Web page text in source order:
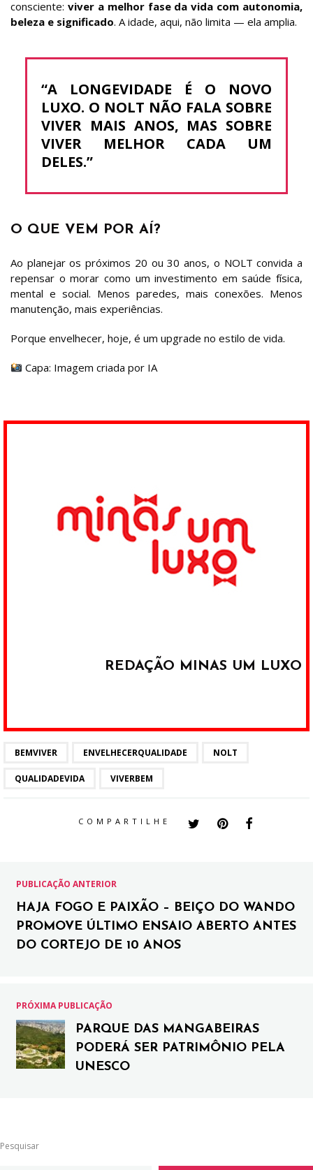
consciente: viver a melhor fase da vida com autonomia,
beleza e significado. A idade, aqui, não limita — ela amplia.
“A LONGEVIDADE É O NOVO
LUXO. O NOLT NÃO FALA SOBRE
VIVER MAIS ANOS, MAS SOBRE
VIVER MELHOR CADA UM
DELES.”
O QUE VEM POR AÍ?
Ao planejar os próximos 20 ou 30 anos, o NOLT convida a
repensar o morar como um investimento em saúde física,
mental e social. Menos paredes, mais conexões. Menos
manutenção, mais experiências.
Porque envelhecer, hoje, é um upgrade no estilo de vida.
Capa: Imagem criada por IA
REDAÇÃO MINAS UM LUXO
BEMVIVER ENVELHECERQUALIDADE NOLT
QUALIDADEVIDA VIVERBEM
COMPARTILHE
PUBLICAÇÃO ANTERIOR
HAJA FOGO E PAIXÃO – BEIÇO DO WANDO
PROMOVE ÚLTIMO ENSAIO ABERTO ANTES
DO CORTEJO DE 10 ANOS
PRÓXIMA PUBLICAÇÃO
PARQUE DAS MANGABEIRAS
PODERÁ SER PATRIMÔNIO PELA
UNESCO
Pesquisar